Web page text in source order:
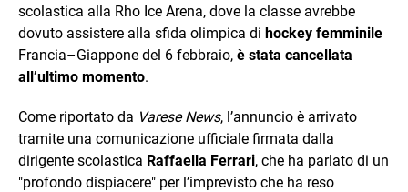
scolastica alla Rho Ice Arena, dove la classe avrebbe
dovuto assistere alla sfida olimpica di hockey femminile
Francia–Giappone del 6 febbraio, è stata cancellata
all’ultimo momento.
Come riportato da Varese News, l’annuncio è arrivato
tramite una comunicazione ufficiale firmata dalla
dirigente scolastica Raffaella Ferrari, che ha parlato di un
"profondo dispiacere" per l’imprevisto che ha reso